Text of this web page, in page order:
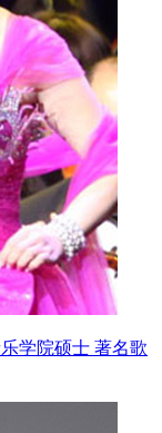
学院硕士 著名歌